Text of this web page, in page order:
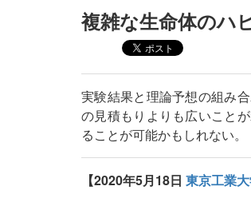
複雑な生命体のハ
実験結果と理論予想の組み
の見積もりよりも広いこと
ることが可能かもしれない。
【2020年5月18日 東京工業